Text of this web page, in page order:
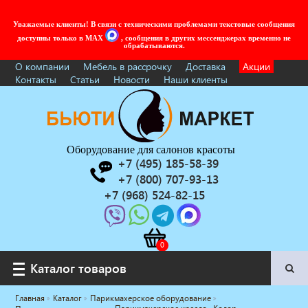
Уважаемые клиенты! В связи с техническими проблемами текстовые сообщения
доступны только в MAX
, сообщения в других мессенджерах временно не
обрабатываются.
О компании Мебель в рассрочку Доставка
Акции
Контакты
Статьи Новости Наши клиенты
Оборудование для салонов красоты
+7 (495) 185-58-39
+7 (800) 707-93-13
+7 (968) 524-82-15
Каталог товаров
Каталог товаров
Главная Каталог
Парикмахерское оборудование